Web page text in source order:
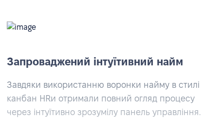
Запроваджений інтуїтивний найм
Завдяки використанню воронки найму в стилі
канбан HRи отримали повний огляд процесу
через інтуїтивно зрозумілу панель управління.